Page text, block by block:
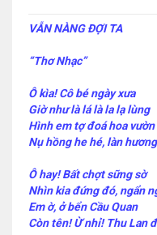
VẪN NÀNG ĐỢI TA
“Thơ Nhạc”
Ô kìa! Cô bé ngày xưa
Giờ như là lá là la lạ lùng
Hình em tợ đoá hoa vườn
Nụ hồng he hé, làn
Ô hay! Bất chợt sững sờ
Nhìn kia đứng đó, ngẩn
Em ờ, ở bển Cầu Quan
Còn tên! Ừ nhỉ! Thu Lan